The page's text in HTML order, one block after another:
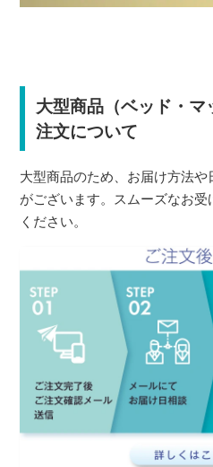
大型商品（ベッド・
注文について
大型商品のため、お届け方法
がございます。スムーズなお
ください。